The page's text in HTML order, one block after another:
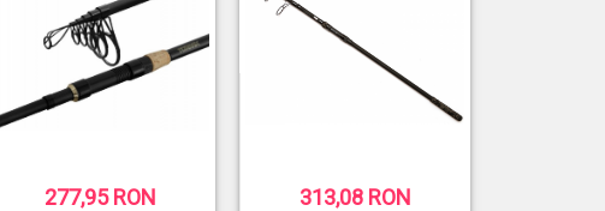
277,95 RON 313,08 RON